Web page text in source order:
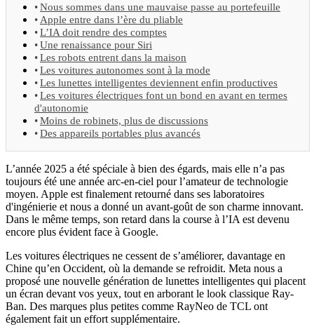
Nous sommes dans une mauvaise passe au portefeuille
Apple entre dans l’ère du pliable
L’IA doit rendre des comptes
Une renaissance pour Siri
Les robots entrent dans la maison
Les voitures autonomes sont à la mode
Les lunettes intelligentes deviennent enfin productives
Les voitures électriques font un bond en avant en termes
d'autonomie
Moins de robinets, plus de discussions
Des appareils portables plus avancés
L’année 2025 a été spéciale à bien des égards, mais elle n’a pas
toujours été une année arc-en-ciel pour l’amateur de technologie
moyen. Apple est finalement retourné dans ses laboratoires
d'ingénierie et nous a donné un avant-goût de son charme innovant.
Dans le même temps, son retard dans la course à l’IA est devenu
encore plus évident face à Google.
Les voitures électriques ne cessent de s’améliorer, davantage en
Chine qu’en Occident, où la demande se refroidit. Meta nous a
proposé une nouvelle génération de lunettes intelligentes qui placent
un écran devant vos yeux, tout en arborant le look classique Ray-
Ban. Des marques plus petites comme RayNeo de TCL ont
également fait un effort supplémentaire.